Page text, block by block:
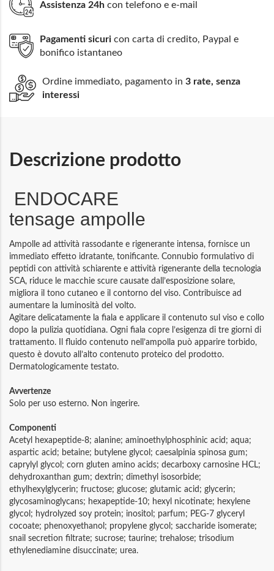
Assistenza 24h con telefono e e-mail
Pagamenti sicuri con carta di credito, Paypal e
bonifico istantaneo
Ordine immediato, pagamento in 3 rate, senza
interessi
Descrizione prodotto
ENDOCARE
tensage ampolle
Ampolle ad attività rassodante e rigenerante intensa, fornisce un
immediato effetto idratante, tonificante. Connubio formulativo di
peptidi con attività schiarente e attività rigenerante della tecnologia
SCA, riduce le macchie scure causate dall’esposizione solare,
migliora il tono cutaneo e il contorno del viso. Contribuisce ad
aumentare la luminosità del volto.
Agitare delicatamente la fiala e applicare il contenuto sul viso e collo
dopo la pulizia quotidiana. Ogni fiala copre l’esigenza di tre giorni di
trattamento. Il fluido contenuto nell’ampolla può apparire torbido,
questo è dovuto all’alto contenuto proteico del prodotto.
Dermatologicamente testato.
Avvertenze
Solo per uso esterno. Non ingerire.
Componenti
Acetyl hexapeptide-8; alanine; aminoethylphosphinic acid; aqua;
aspartic acid; betaine; butylene glycol; caesalpinia spinosa gum;
caprylyl glycol; corn gluten amino acids; decarboxy carnosine HCL;
dehydroxanthan gum; dextrin; dimethyl isosorbide;
ethylhexylglycerin; fructose; glucose; glutamic acid; glycerin;
glycosaminoglycans; hexapeptide-10; hexyl nicotinate; hexylene
glycol; hydrolyzed soy protein; inositol; parfum; PEG-7 glyceryl
cocoate; phenoxyethanol; propylene glycol; saccharide isomerate;
snail secretion filtrate; sucrose; taurine; trehalose; trisodium
ethylenediamine disuccinate; urea.